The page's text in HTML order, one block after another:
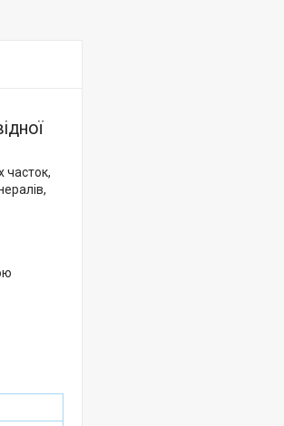
часток,